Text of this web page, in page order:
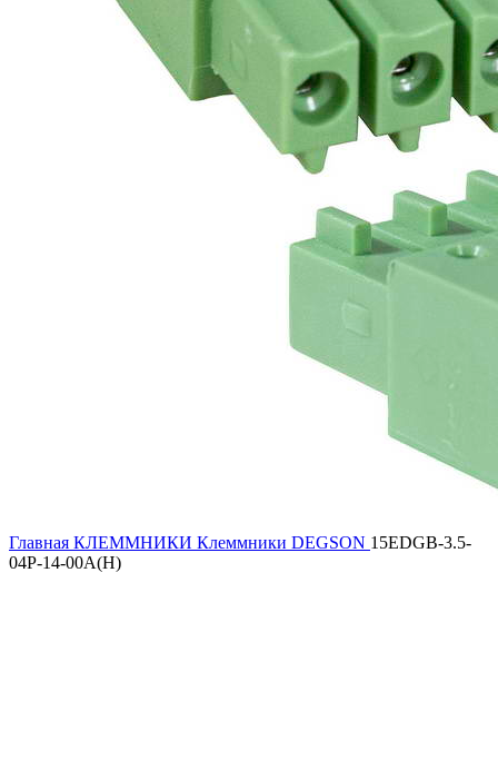
Главная КЛЕММНИКИ Клеммники DEGSON 15EDGB-3.5-
04P-14-00A(H)